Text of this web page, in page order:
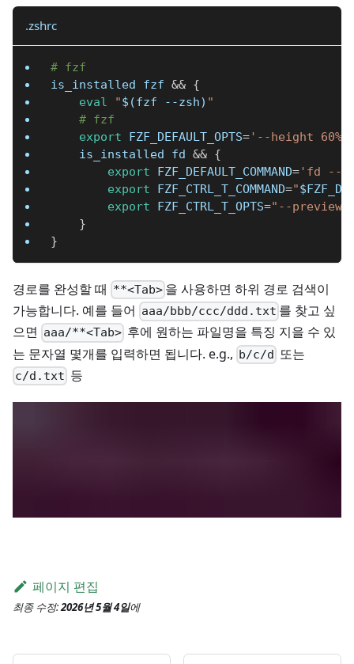
.zshrc
# fzf
is_installed fzf && {
eval
"$(fzf --zsh) "
# fzf
export
FZF_DEFAULT_OPTS= '--height 60%
    is_installed fd
&& {
export
FZF_DEFAULT_COMMAND= 'fd --
export
FZF_CTRL_T_COMMAND="
export
FZF_CTRL_T_OPTS="--
}
}
경로를 완성할 때 **<Tab> 을 사용하면 하위 경로 검색이
가능합니다. 예를 들어 aaa/bbb/ccc/ddd.txt 를 찾고 싶
으면 aaa/**<Tab> 후에 원하는 파일명을 특징 지을 수 있
는 문자열 몇개를 입력하면 됩니다. e.g., b/c/d 또는
c/d.txt 등
페이지 편집
최종 수정:2026년 5월 4일에